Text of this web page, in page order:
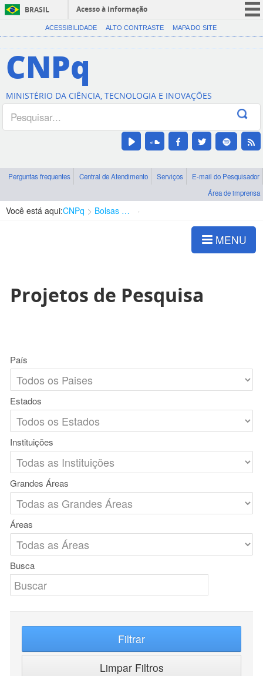
BRASIL
Acesso à informação
CORONAVÍRUS (COVID-19)
Canais
ACESSIBILIDADE ALTO CONTRASTE MAPA DO SITE
CNPq
MINISTÉRIO DA CIÊNCIA, TECNOLOGIA E INOVAÇÕES
Perguntas frequentes Central de Atendimento Serviços
E-mail do Pesquisador
Área de imprensa
Você está aqui:CNPq Bolsas e Auxílios Vigentes
MENU
Projetos de Pesquisa
País
Estados
Instituições
Grandes Áreas
Áreas
Busca
Filtrar
Limpar Filtros